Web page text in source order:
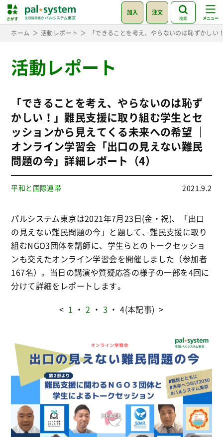
加入 注文
検索
ホーム 活動レポート 「できることを考え、やらないのは恥ずかし
活動レポート
「できることを考え、やらないのは恥ず
かしい！」難民支援に取り組む学生とセ
ッションから見えてくる未来への希望 ｜
オンライン学習会「出口の見えない難民
問題の今」詳細レポート（4）
平和と国際連帯 2021.9.2
パルシステム東京は2021年7月23日(金・祝)、「出口
の見えない難民問題の今」と題して、難民支援に取り
組むNGO3団体を講師に、学生らとのトークセッショ
ンも交えたオンライン学習会を開催しました（参加者
167名）。当日の講演や質疑応答の様子の一部を4回に
分けて詳細をレポートします。
< 1 ・ 2 ・ 3 ・ 4(本記事) >